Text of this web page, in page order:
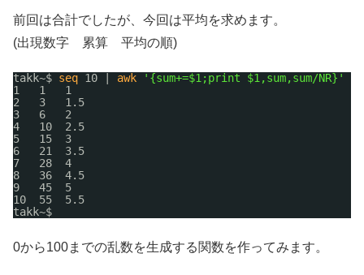
前回は合計でしたが、今回は平均を求めます。
(出現数字 累算 平均の順)
takk~$ seq 10 | awk '{sum+=$1;print $1,sum,sum/NR}'
1   1   1
2   3   1.5
3   6   2
4   10  2.5
5   15  3
6   21  3.5
7   28  4
8   36  4.5
9   45  5
10  55  5.5
takk~$
0から100までの乱数を生成する関数を作ってみます。